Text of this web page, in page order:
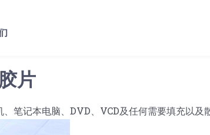
片
笔记本电脑、DVD、VCD及任何需要填充以及